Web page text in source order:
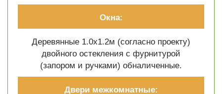
Окна:
Деревянные 1.0х1.2м (согласно проекту)
двойного остекления с фурнитурой
(запором и ручками) обналиченные.
Двери межкомнатные: